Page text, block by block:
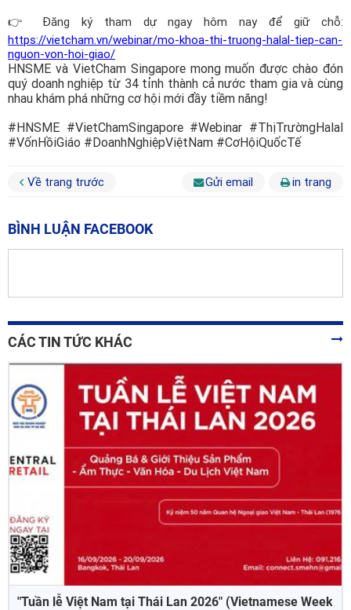
👉
Đăng ký tham dự ngay hôm nay để giữ chỗ:
https://vietcham.vn/webinar/mo-khoa-thi-truong-halal-tiep-can-
nguon-von-hoi-giao/
HNSME và VietCham Singapore mong muốn được chào đón
quý doanh nghiệp từ 34 tỉnh thành cả nước tham gia và cùng
nhau khám phá những cơ hội mới đầy tiềm năng!
#HNSME #VietChamSingapore #Webinar #ThịTrườngHalal
#VốnHồiGiáo #DoanhNghiệpViệtNam #CơHộiQuốcTế
Về trang trước Gửi email in trang
BÌNH LUẬN FACEBOOK
CÁC TIN TỨC KHÁC
"Tuần lễ Việt Nam tại Thái Lan 2026" (Vietnamese Week